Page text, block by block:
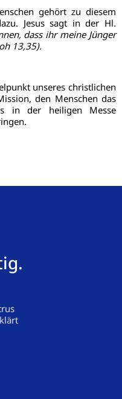
gehört zu diesem
Jesus sagt in der Hl.
dass ihr meine Jünger
13,35).
unseres christlichen
den Menschen das
in der heiligen Messe